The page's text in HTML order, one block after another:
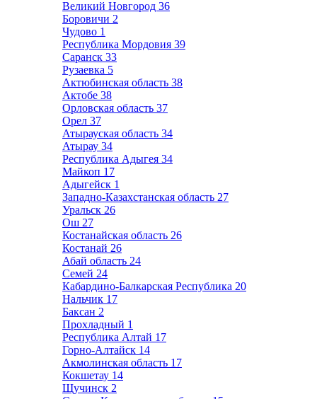
Великий Новгород 36
Боровичи 2
Чудово 1
Республика Мордовия 39
Саранск 33
Рузаевка 5
Актюбинская область 38
Актобе 38
Орловская область 37
Орел 37
Атырауская область 34
Атырау 34
Республика Адыгея 34
Майкоп 17
Адыгейск 1
Западно-Казахстанская область 27
Уральск 26
Ош 27
Костанайская область 26
Костанай 26
Абай область 24
Семей 24
Кабардино-Балкарская Республика 20
Нальчик 17
Баксан 2
Прохладный 1
Республика Алтай 17
Горно-Алтайск 14
Акмолинская область 17
Кокшетау 14
Щучинск 2